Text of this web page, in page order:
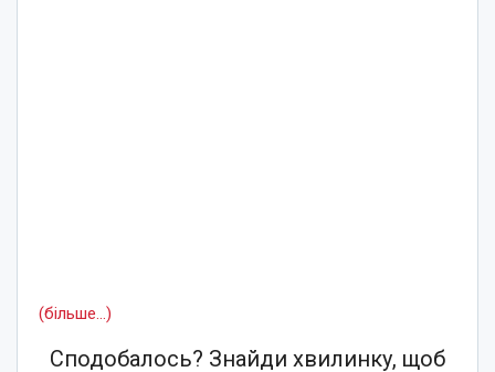
(більше…)
Сподобалось? Знайди хвилинку, щоб